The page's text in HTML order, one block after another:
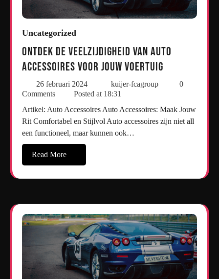
Uncategorized
Ontdek de Veelzijdigheid van Auto
Accessoires voor Jouw Voertuig
26 februari 2024 kuijer-fcagroup
0
Comments
Posted at 18:31
Artikel: Auto Accessoires Auto Accessoires: Maak Jouw
Rit Comfortabel en Stijlvol Auto accessoires zijn niet all
een functioneel, maar kunnen ook…
Read More